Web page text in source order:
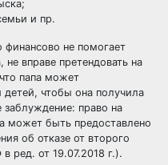
и пр.
финансово не помогает
вправе претендовать на
папа может
детей, чтобы она получила
право на
может быть предоставлено
об отказе от второго
ред. от 19.07.2018 г.).